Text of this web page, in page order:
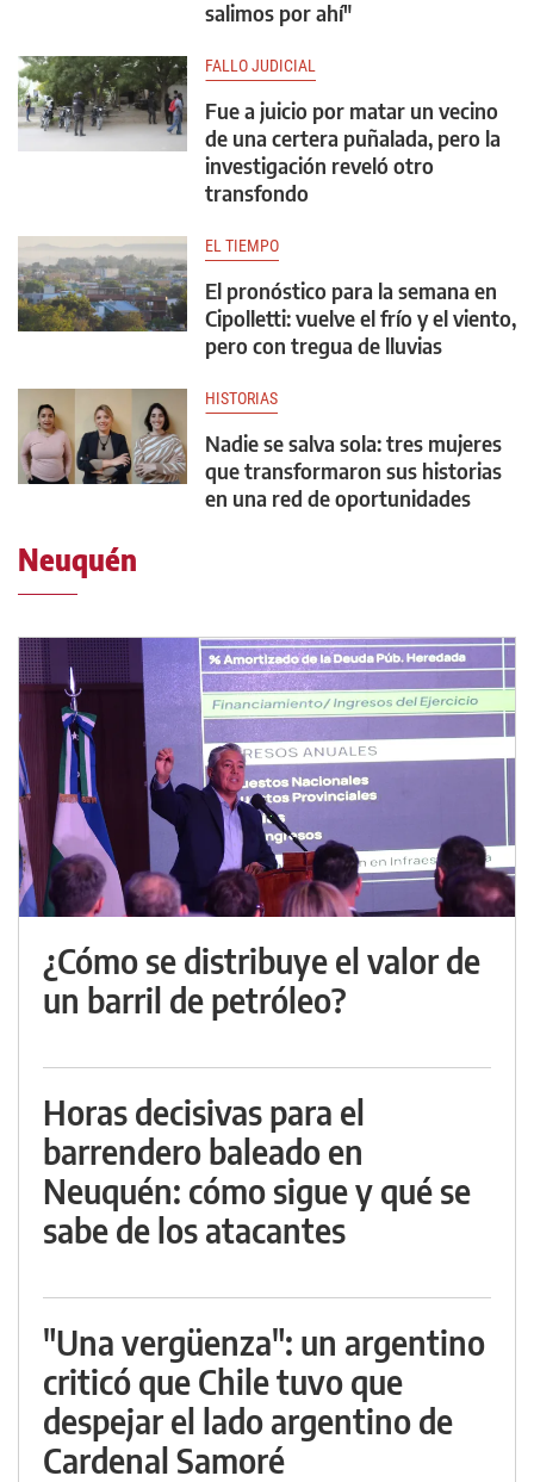
salimos por ahí"
FALLO JUDICIAL
Fue a juicio por matar un vecino
de una certera puñalada, pero la
investigación reveló otro
transfondo
EL TIEMPO
El pronóstico para la semana en
Cipolletti: vuelve el frío y el viento,
pero con tregua de lluvias
HISTORIAS
Nadie se salva sola: tres mujeres
que transformaron sus historias
en una red de oportunidades
Neuquén
¿Cómo se distribuye el valor de
un barril de petróleo?
Horas decisivas para el
barrendero baleado en
Neuquén: cómo sigue y qué se
sabe de los atacantes
"Una vergüenza": un argentino
criticó que Chile tuvo que
despejar el lado argentino de
Cardenal Samoré